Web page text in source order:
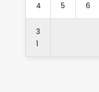
4
5
6
3
1